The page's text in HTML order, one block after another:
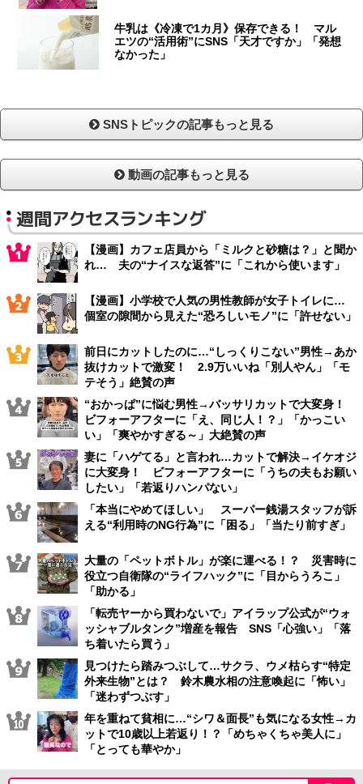
牛乳は《冷凍で1カ月》保存できる！ マル
エツの“活用術”にSNS「天才ですか」「発想
なかった」
SNSトピックの記事もっと見る
動画の記事もっと見る
週間アクセスランキング
【漫画】カフェ店員から「ミルクと砂糖は？」と聞か
れ… 夫の“ナイスな返答”に「これから使います」
【漫画】小学校で人気の男性教師が女子トイレに…
個室の隙間から見えた“恐ろしいモノ”に「許せない」
前日にカットしたのに…“しっくりこない”男性→あか
抜けカットで激変！ 2.9万いいね「別人やん」「モ
テそう」絶賛の声
“おかっぱ”に悩む男性→バッサリカットで大変身！
ビフォーアフターに「え、同じ人！？」「かっこい
い」「爽やかすぎる～」大絶賛の声
妻に「ハゲてる」と言われ…カットで解決→イケオジ
に大変身！ ビフォーアフターに「うちの夫もお願い
したい」「若返りハンパない」
「本当にやめてほしい」 スーパー銭湯スタッフが訴
える“利用時のNG行為”に「困る」「当たり前すぎ」
大量の「ペットボトル」が楽に運べる！？ 災害時に
役立つ自衛隊の“ライフハック”に「目からうろこ」
「助かる」
「転売ヤーから買わないで」アイラップ公式が“ウォ
ッシャブルタンク”増産を報告 SNS「心強い」「落
ち着いたら買う」
見つけたら踏みつぶして…サクラ、ウメ枯らす“特定
外来生物”とは？ 鈴木農水相の注意喚起に「怖い」
「迷わずつぶす」
年を重ねて貧相に…“シワ＆面長”も気になる女性→カ
ットで10歳以上若返り！？「めちゃくちゃ美人に」
「とっても華やか」